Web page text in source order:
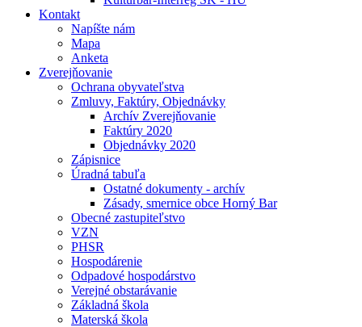
Kontakt
Napíšte nám
Mapa
Anketa
Zverejňovanie
Ochrana obyvateľstva
Zmluvy, Faktúry, Objednávky
Archív Zverejňovanie
Faktúry 2020
Objednávky 2020
Zápisnice
Úradná tabuľa
Ostatné dokumenty - archív
Zásady, smernice obce Horný Bar
Obecné zastupiteľstvo
VZN
PHSR
Hospodárenie
Odpadové hospodárstvo
Verejné obstarávanie
Základná škola
Materská škola